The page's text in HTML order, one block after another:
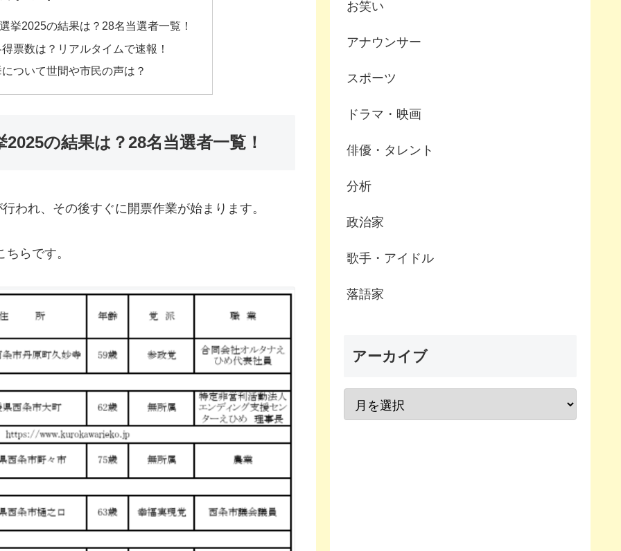
挙2025の結果は？28名当選者一覧！
票数は？リアルタイムで速報！
ついて世間や市民の声は？
の結果は？28名当選者一覧！
行われ、その後すぐに開票作業が始まります。
ちらです。
お笑い
アナウンサー
スポーツ
ドラマ・映画
俳優・タレント
分析
政治家
歌手・アイドル
落語家
アーカイブ